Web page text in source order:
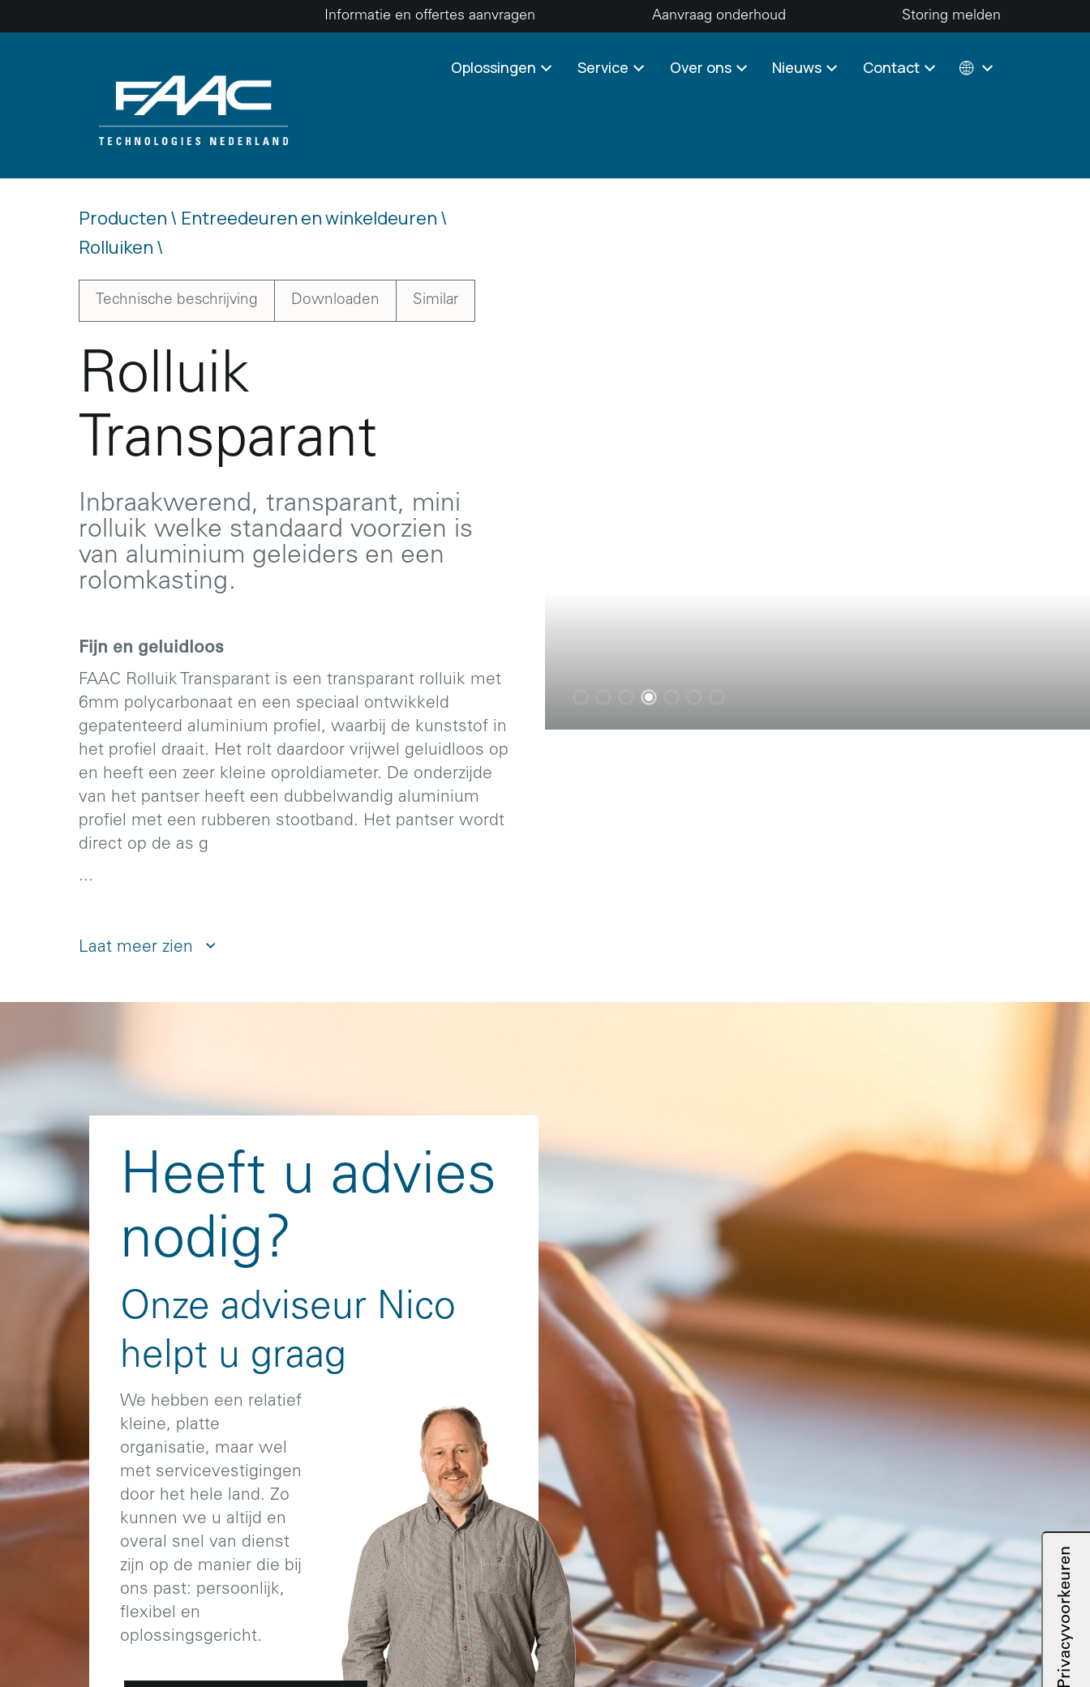
to
Informatie en offertes aanvragen Aanvraag onderhoud Storing melden
Oplossingen Service Over ons Nieuws Contact
Producten \ Entreedeuren en winkeldeuren \
Rolluiken \
Technische beschrijving Downloaden Similar
Rolluik
Transparant
Inbraakwerend, transparant, mini
rolluik welke standaard voorzien is
van aluminium geleiders en een
rolomkasting.
Fijn en geluidloos
FAAC Rolluik Transparant is een transparant rolluik met
6mm polycarbonaat en een speciaal ontwikkeld
gepatenteerd aluminium profiel, waarbij de kunststof in
het profiel draait. Het rolt daardoor vrijwel geluidloos op
en heeft een zeer kleine oproldiameter. De onderzijde
van het pantser heeft een dubbelwandig aluminium
profiel met een rubberen stootband. Het pantser wordt
direct op de as g
...
Laat meer zien
Heeft u advies
nodig?
Onze adviseur Nico
helpt u graag
We hebben een relatief
kleine, platte
organisatie, maar wel
met servicevestigingen
door het hele land. Zo
kunnen we u altijd en
overal snel van dienst
zijn op de manier die bij
ons past: persoonlijk,
flexibel en
oplossingsgericht.